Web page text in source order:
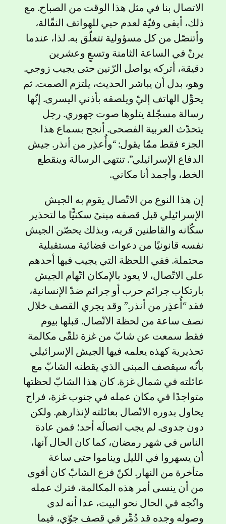
الاتصال بنا في مثل هذا الوقت من الصباح. مع
ذلك، أبقى وفيّة لعدم حبي للهواتف النقّالة،
وأتنصّل من كل مسؤولية تتعلّق به. لذا، عندما
يرنّ في الساعة الثامنة وتسعٍ وعشرين
دقيقة، أتركه يواصل الرّنين حتى يجيب زوجي.
وهو، بدل أن يباشر الحديث، يلتزم الصمت. ثم
يحوِّل الهاتف إليّ ويلصقه بأذني اليسرى. إنّها
رسالة مسجّلة يتلوها صوت جهوري. رجل
يتحدّث العربية الفصحى. أنجح بسماع هذا
الجزء فقط ممّا يقول: “وأُعذِر من أنذر. جيش
الدفاع الإسرائيلي”. تنتهي الرسالة وينقطع
الخط، وأجمد أنا مكاني.
إن هذا النوع من الاتّصال يقوم به الجيش
الإسرائيلي قبل قصفه مبنىً سكنيًّا ما لتحذير
سكّانه والقاطنين قربه، وبذلك يحصّن الجيش
نفسه قانونيًا من دعوات قضائية مستقبلية
محتملة. ففي اللحظة التي يجيب فيها أحدهم
على الاتّصال، لا يعود بالإمكان اتّهام الجيش
بارتكاب جرائم حرب أو جرائم ضدّ الإنسانية،
فقد “أُعذِر من أنذر.” وقد يجري القصف خلال
نصف ساعة من لحظة الاتّصال. قبلها بيوم
فقط سمعت عن شابّ من غزة تلقّى مكالمة
تحذيرية كهذه يعلمه فيها الجيش الإسرائيلي
بأنّه سيقصف المبنى الذي يقطنه الشابّ مع
عائلته في شمال غزة. كان هذا الشابّ لحظتها
متواجدًا في مكان عمله في جنوب غزة، فراح
يحاول بدوره الاتّصال بعائلته لإنذارهم. ولكن
دون جدوى. لم يجب اتصالَه أحد؛ فمن عادة
الناس في شهر رمضان، كما كان الحال آنها،
أن يسهروا في الليل ويناموا حتى ساعة
متأخرة من النهار. لكنّ فزع الشابّ كان أقوى
من أن ينسى أمر هذه المكالمة، فترك عمله
واتّجه في الحال نحو البيت، عدا أنه لدى
وصوله وجده قد دُمِّر في قصف جوّي، فيما